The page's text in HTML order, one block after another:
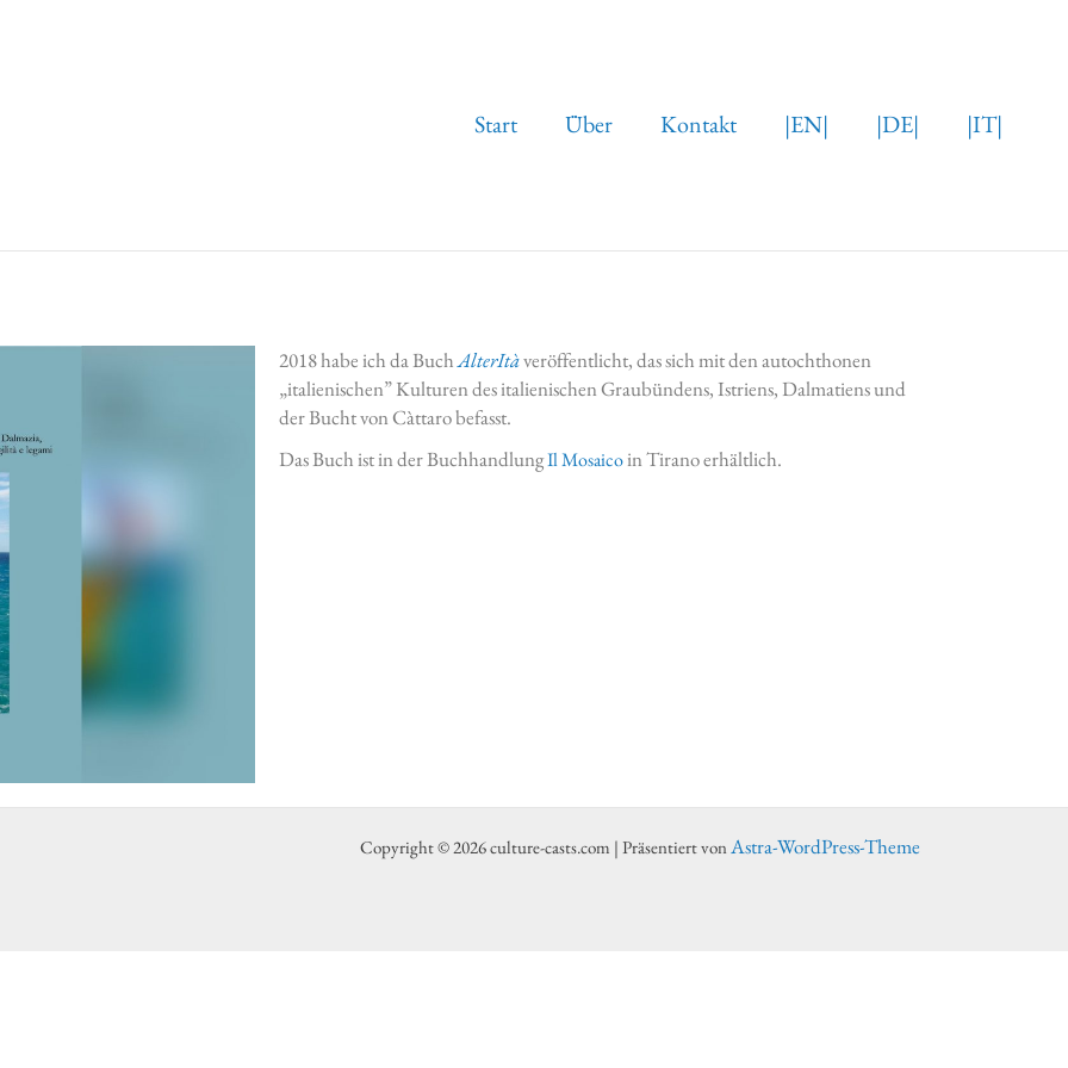
Start Über Kontakt |EN| |DE| |IT|
2018 habe ich da BuchAlterItàveröffentlicht, das sich mit den autochthonen
„italienischen” Kulturen des italienischen Graubündens, Istriens, Dalmatiens und
der Bucht von Càttaro befasst.
Das Buch ist in der BuchhandlungIl Mosaicoin Tirano erhältlich.
Copyright © 2026 culture-casts.com | Präsentiert vonAstra-WordPress-Theme